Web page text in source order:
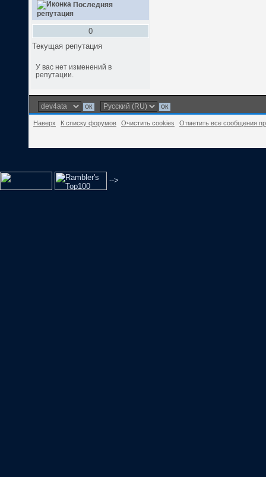
Последняя
репутация
0
Текущая репутация
У вас нет изменений в
репутации.
Наверх К списку форумов Очистить cookies Отметить все сообщения
-->